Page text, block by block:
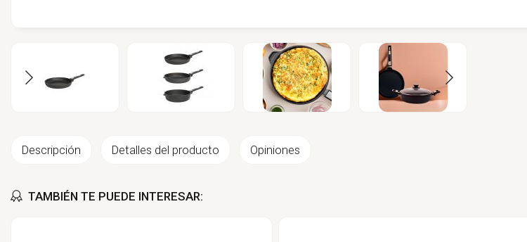
Descripción Detalles del producto Opiniones
TAMBIÉN TE PUEDE INTERESAR: